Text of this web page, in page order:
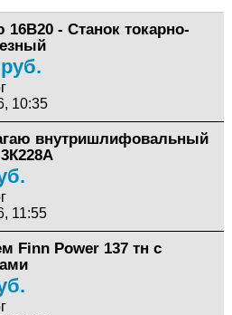
16В20 - Станок токарно-
10:35
внутришлифовальный
11:55
Finn Power 137 тн с